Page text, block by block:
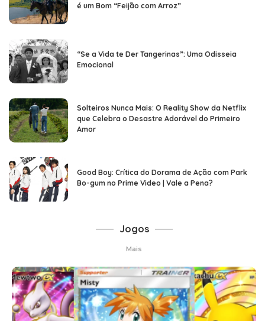
é um Bom “Feijão com Arroz”
“Se a Vida te Der Tangerinas”: Uma Odisseia
Emocional
Solteiros Nunca Mais: O Reality Show da Netflix
que Celebra o Desastre Adorável do Primeiro
Amor
Good Boy: Crítica do Dorama de Ação com Park
Bo-gum no Prime Video | Vale a Pena?
Jogos
Mais